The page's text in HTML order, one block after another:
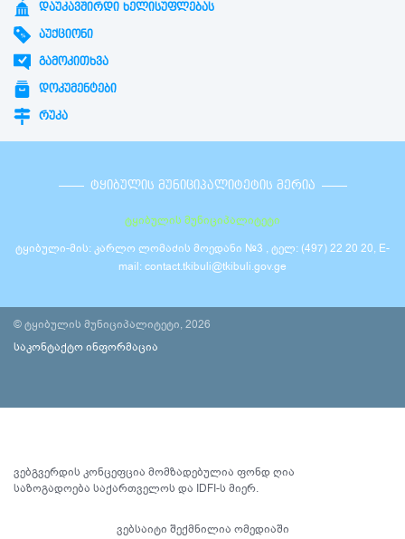
ᲓᲐᲣᲙᲐᲕᲨᲘᲠᲓᲘ ᲮᲔᲚᲘᲡᲣᲤᲚᲔᲑᲐᲡ
ᲐᲣᲥᲪᲘᲝᲜᲘ
ᲒᲐᲛᲝᲙᲘᲗᲮᲕᲐ
ᲓᲝᲙᲣᲛᲔᲜᲢᲔᲑᲘ
ᲠᲣᲙᲐ
ᲢᲧᲘᲑᲣᲚᲘᲡ ᲛᲣᲜᲘᲪᲘᲞᲐᲚᲘᲢᲔᲢᲘᲡ ᲛᲔᲠᲘᲐ
ტყიბულის მუნიციპალიტეტი
ტყიბული-მის: კარლო ლომაძის მოედანი №3 , ტელ: (497) 22 20 20, E-
mail: contact.tkibuli@tkibuli.gov.ge
© ტყიბულის მუნიციპალიტეტი, 2026
საკონტაქტო ინფორმაცია
ვებგვერდის კონცეფცია მომზადებულია ფონდ ღია
საზოგადოება საქართველოს და IDFI-ს მიერ.
ვებსაიტი შექმნილია ომედიაში